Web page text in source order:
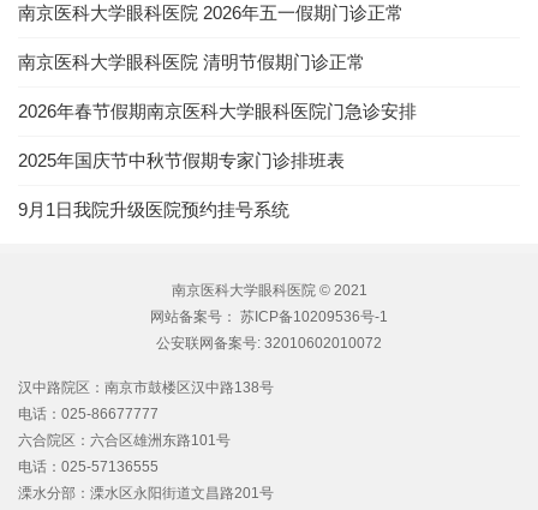
南京医科大学眼科医院 2026年五一假期门诊正常
南京医科大学眼科医院 清明节假期门诊正常
2026年春节假期南京医科大学眼科医院门急诊安排
2025年国庆节中秋节假期专家门诊排班表
9月1日我院升级医院预约挂号系统
南京医科大学眼科医院 © 2021
网站备案号： 苏ICP备10209536号-1
公安联网备案号: 32010602010072
汉中路院区：南京市鼓楼区汉中路138号
电话：025-86677777
六合院区：六合区雄洲东路101号
电话：025-57136555
溧水分部：溧水区永阳街道文昌路201号